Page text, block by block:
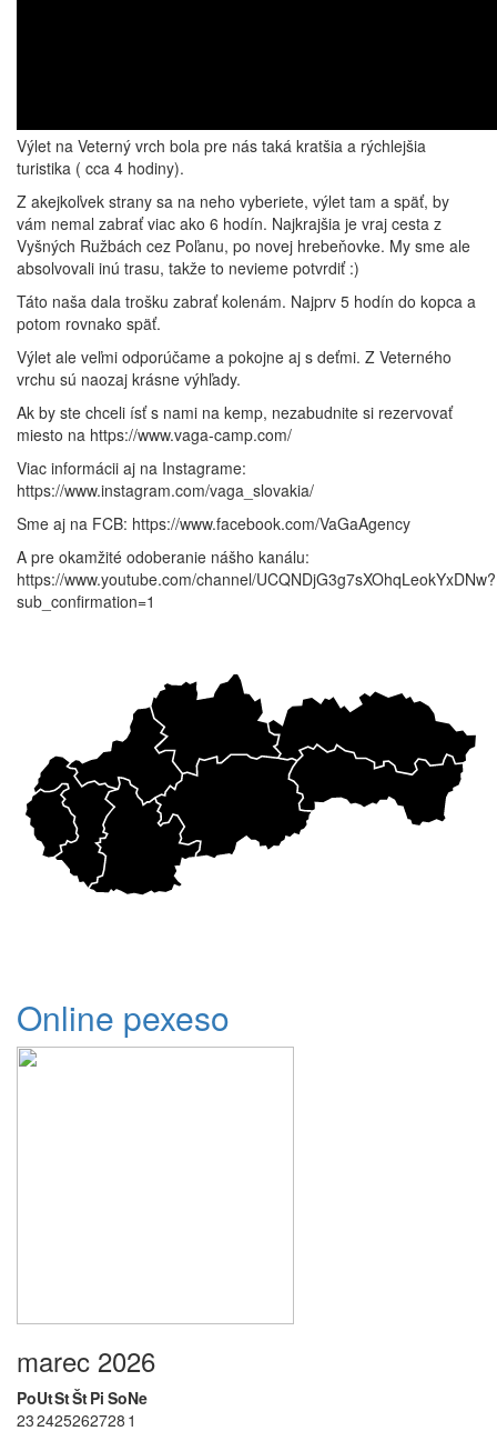
Výlet na Veterný vrch bola pre nás taká kratšia a rýchlejšia
turistika ( cca 4 hodiny).
Z akejkoľvek strany sa na neho vyberiete, výlet tam a späť, by
vám nemal zabrať viac ako 6 hodín. Najkrajšia je vraj cesta z
Vyšných Ružbách cez Poľanu, po novej hrebeňovke. My sme ale
absolvovali inú trasu, takže to nevieme potvrdiť :)
Táto naša dala trošku zabrať kolenám. Najprv 5 hodín do kopca a
potom rovnako späť.
Výlet ale veľmi odporúčame a pokojne aj s deťmi. Z Veterného
vrchu sú naozaj krásne výhľady.
Ak by ste chceli ísť s nami na kemp, nezabudnite si rezervovať
miesto na https://www.vaga-camp.com/
Viac informácii aj na Instagrame:
https://www.instagram.com/vaga_slovakia/
Sme aj na FCB: https://www.facebook.com/VaGaAgency
A pre okamžité odoberanie nášho kanálu:
https://www.youtube.com/channel/UCQNDjG3g7sXOhqLeokYxDNw?
sub_confirmation=1
Online pexeso
marec 2026
PoUtStŠtPi SoNe
232425262728 1